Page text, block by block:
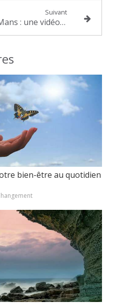
Suivant
Relation d'aide au Mans : une vidéo pour changer de regard sur soi
bien-être au quotidien